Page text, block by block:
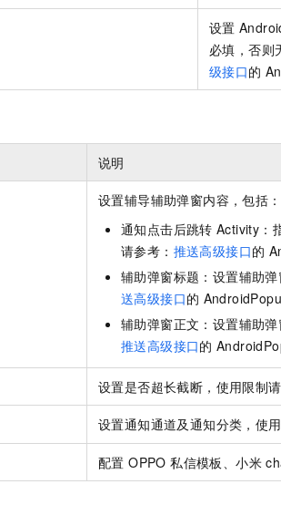
设置
必填，否则
级接口的
说明
设置辅导辅助弹窗内容，包括：
通知点击后跳转 Activity：
请参考： 推送高级接口的
辅助弹窗标题：设置辅助
送高级接口的
辅助弹窗正文：设置辅助
推送高级接口的
设置是否超长截断，使用限制请
设置通知通道及通知分类，使
配置 OPPO 私信模板、小米